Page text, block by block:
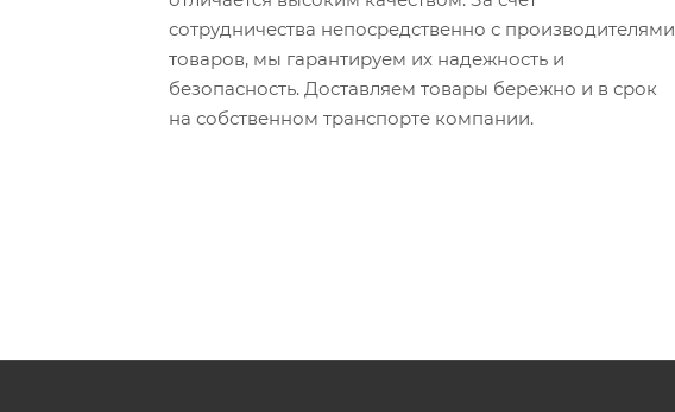
сотрудничества непосредственно с производителями
товаров, мы гарантируем их надежность и
безопасность. Доставляем товары бережно и в срок
на собственном транспорте компании.